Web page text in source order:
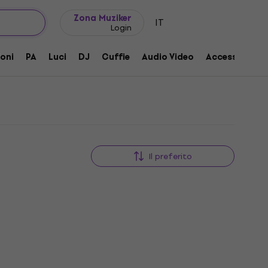
Zona Muziker
Login IT
PA Luci DJ Cuffie Audio Video Accessori
Il preferito